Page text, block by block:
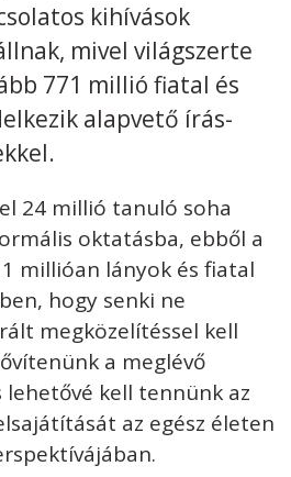
kihívások
mivel világszerte
771 millió fiatal és
alapvető írás-
24 millió tanuló soha
oktatásba, ebből a
millióan lányok és fiatal
hogy senki ne
megközelítéssel kell
a meglévő
kell tennünk az
az egész életen